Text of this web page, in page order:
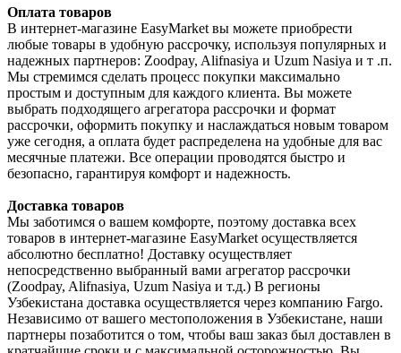
Оплата товаров
В интернет-магазине EasyMarket вы можете приобрести
любые товары в удобную рассрочку, используя популярных и
надежных партнеров: Zoodpay, Alifnasiya и Uzum Nasiya и т .п.
Мы стремимся сделать процесс покупки максимально
простым и доступным для каждого клиента. Вы можете
выбрать подходящего агрегатора рассрочки и формат
рассрочки, оформить покупку и наслаждаться новым товаром
уже сегодня, а оплата будет распределена на удобные для вас
месячные платежи. Все операции проводятся быстро и
безопасно, гарантируя комфорт и надежность.
Доставка товаров
Мы заботимся о вашем комфорте, поэтому доставка всех
товаров в интернет-магазине EasyMarket осуществляется
абсолютно бесплатно! Доставку осуществляет
непосредственно выбранный вами агрегатор рассрочки
(Zoodpay, Alifnasiya, Uzum Nasiya и т.д.) В регионы
Узбекистана доставка осуществляется через компанию Fargo.
Независимо от вашего местоположения в Узбекистане, наши
партнеры позаботится о том, чтобы ваш заказ был доставлен в